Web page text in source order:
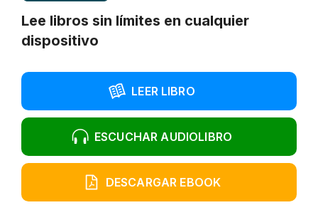
Lee libros sin límites en cualquier
dispositivo
LEER LIBRO
ESCUCHAR AUDIOLIBRO
DESCARGAR EBOOK